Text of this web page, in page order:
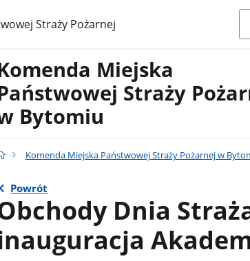
Straży Pożarnej
Miejska
Straży
Bytomiu
Komenda Miejska Państwowej Straży Pożarnej w
Powrót
Dnia